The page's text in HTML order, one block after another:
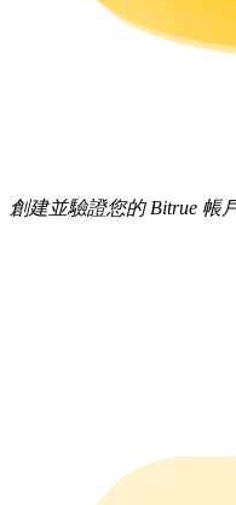
增值寶
創建並驗證您的 Bitrue 帳